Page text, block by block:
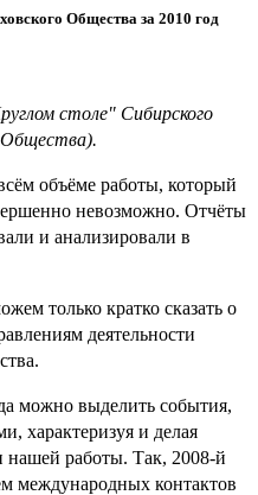
Общества за 2010 год
столе" Сибирского
Общества).
объёме работы, который
невозможно. Отчёты
и анализировали в
только кратко сказать о
деятельности
можно выделить события,
характеризуя и делая
нашей работы. Так, 2008-й
международных контактов